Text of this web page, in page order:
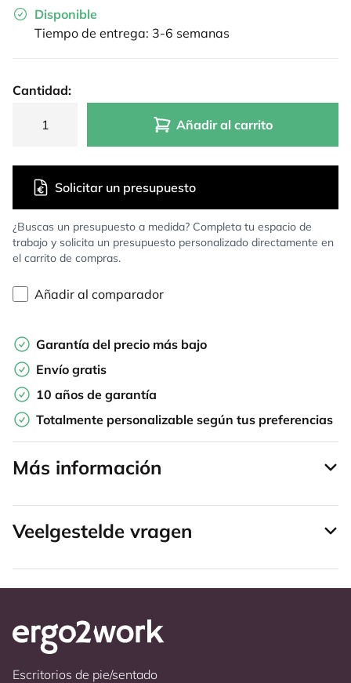
Disponible
Tiempo de entrega: 3-6 semanas
Cantidad:
Añadir al carrito
¿Buscas un presupuesto a medida? Completa tu espacio de
trabajo y solicita un presupuesto personalizado directamente en
el carrito de compras.
Solicitar un presupuesto
Añadir al comparador
Garantía del precio más bajo
Envío gratis
10 años de garantía
Totalmente personalizable según tus preferencias
Más información
Veelgestelde vragen
Escritorios de pie/sentado